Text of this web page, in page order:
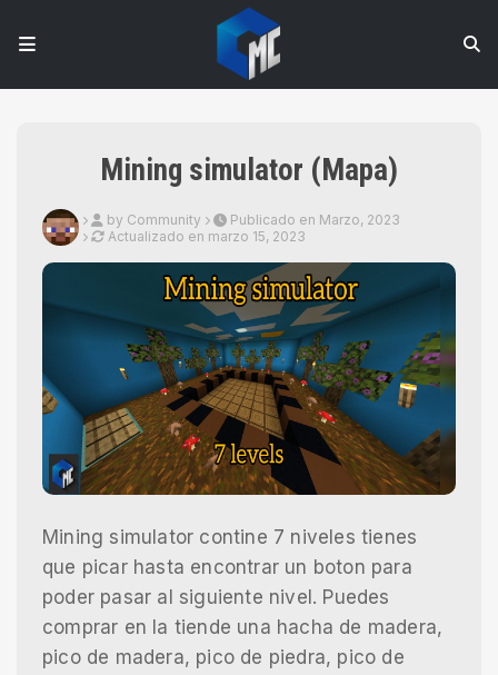
Mining simulator (Mapa)
by Community
Publicado en Marzo, 2023
Actualizado en marzo 15, 2023
Mining simulator contine 7 niveles tienes
que picar hasta encontrar un boton para
poder pasar al siguiente nivel. Puedes
comprar en la tiende una hacha de madera,
pico de madera, pico de piedra, pico de